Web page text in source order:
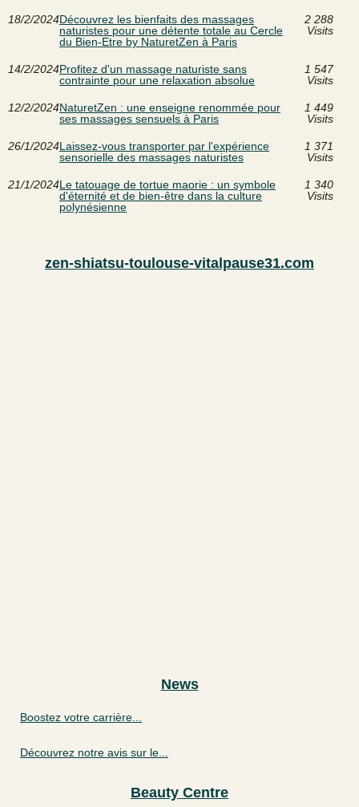
18/2/2024Découvrez les bienfaits des massages
naturistes pour une détente totale au Cercle
du Bien-Etre by NaturetZen à Paris
2 288
Visits
14/2/2024Profitez d'un massage naturiste sans
contrainte pour une relaxation absolue
1 547
Visits
12/2/2024NaturetZen : une enseigne renommée pour
ses massages sensuels à Paris
1 449
Visits
26/1/2024Laissez-vous transporter par l'expérience
sensorielle des massages naturistes
1 371
Visits
21/1/2024Le tatouage de tortue maorie : un symbole
d'éternité et de bien-être dans la culture
polynésienne
1 340
Visits
zen-shiatsu-toulouse-vitalpause31.com
News
Boostez votre carrière...
Découvrez notre avis sur le...
Beauty Centre